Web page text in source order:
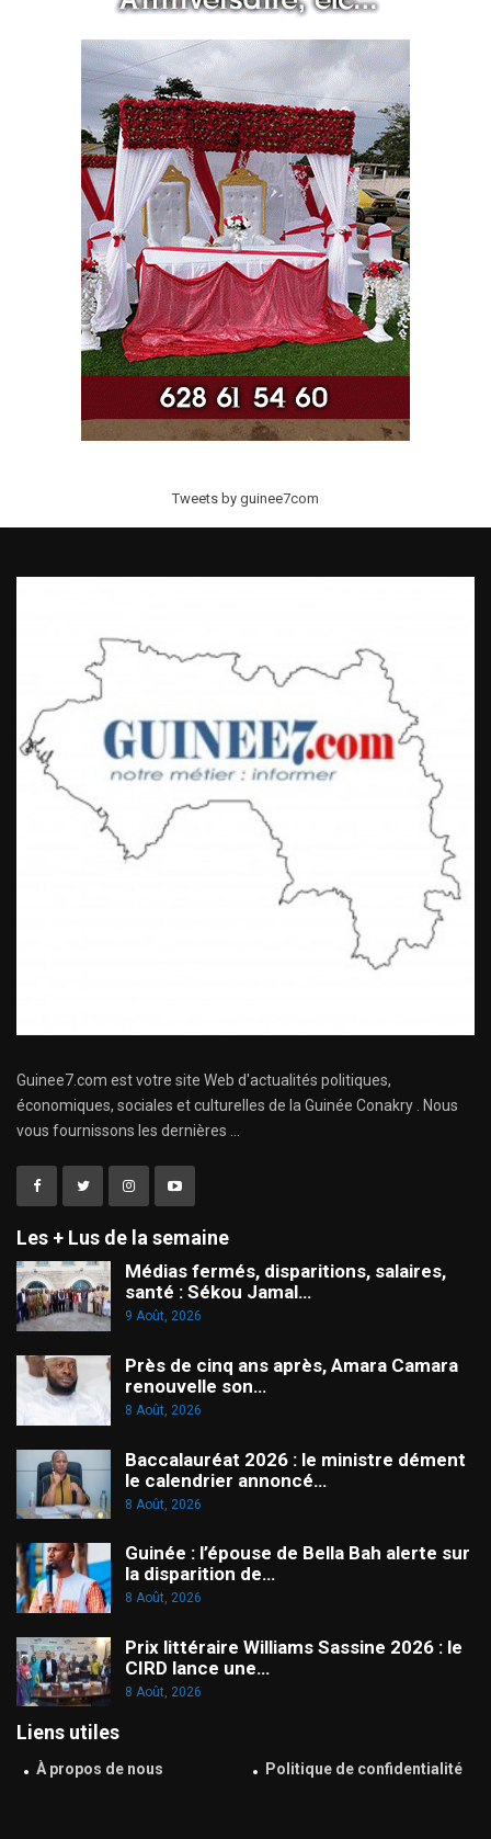
Tweets by guinee7com
Guinee7.com est votre site Web d'actualités politiques,
économiques, sociales et culturelles de la Guinée Conakry . Nous
vous fournissons les dernières ...
Les + Lus de la semaine
Médias fermés, disparitions, salaires,
santé : Sékou Jamal…
9 Août, 2026
Près de cinq ans après, Amara Camara
renouvelle son…
8 Août, 2026
Baccalauréat 2026 : le ministre dément
le calendrier annoncé…
8 Août, 2026
Guinée : l’épouse de Bella Bah alerte sur
la disparition de…
8 Août, 2026
Prix littéraire Williams Sassine 2026 : le
CIRD lance une…
8 Août, 2026
Liens utiles
À propos de nous Politique de confidentialité